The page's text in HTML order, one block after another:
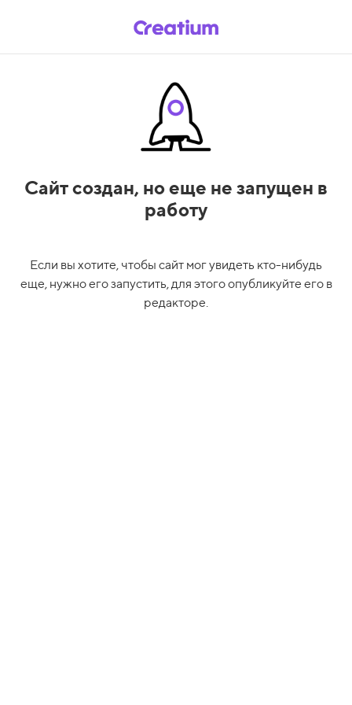
Сайт создан, но еще не запущен в
работу
Если вы хотите, чтобы сайт мог увидеть кто-нибудь
еще, нужно его запустить, для этого опубликуйте его в
редакторе.